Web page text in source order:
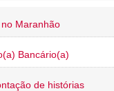
Maranhão
Bancário(a)
de histórias